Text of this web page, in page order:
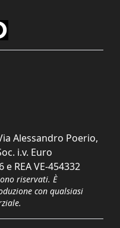
Alessandro Poerio,
i.v. Euro
e REA VE-454332
riservati. È
con qualsiasi